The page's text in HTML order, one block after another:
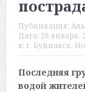
Публикация:
Дата: 26 января,
в: г. Буйнакск,
Последняя
водой